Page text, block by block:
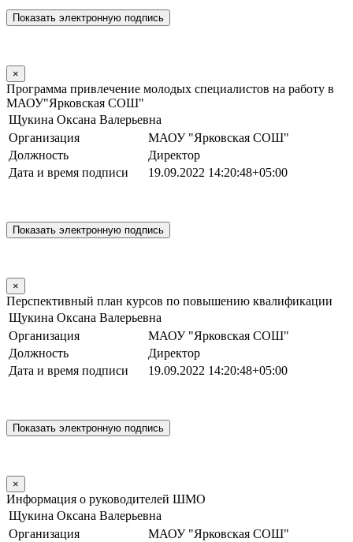
×
Программа привлечение молодых специалистов на работу в
МАОУ"Ярковская СОШ"
Щукина Оксана Валерьевна
Организация
МАОУ "Ярковская СОШ"
Должность
Директор
Дата и время подписи
19.09.2022 14:20:48+05:00
×
Перспективный план курсов по повышению квалификации
Щукина Оксана Валерьевна
Организация
МАОУ "Ярковская СОШ"
Должность
Директор
Дата и время подписи
19.09.2022 14:20:48+05:00
×
Информация о руководителей ШМО
Щукина Оксана Валерьевна
Организация
МАОУ "Ярковская СОШ"